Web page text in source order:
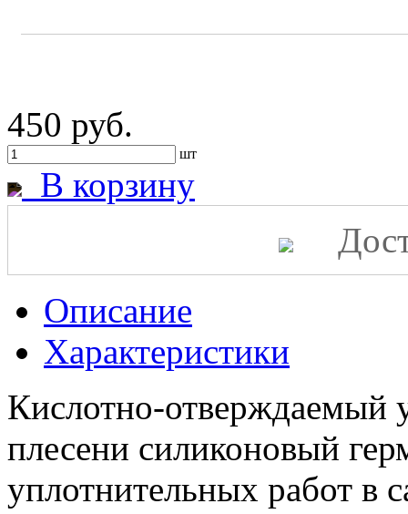
450 руб.
шт
В корзину
Описание
Характеристики
Кислотно-отверждаемый
плесени силиконовый
уплотнительных работ в